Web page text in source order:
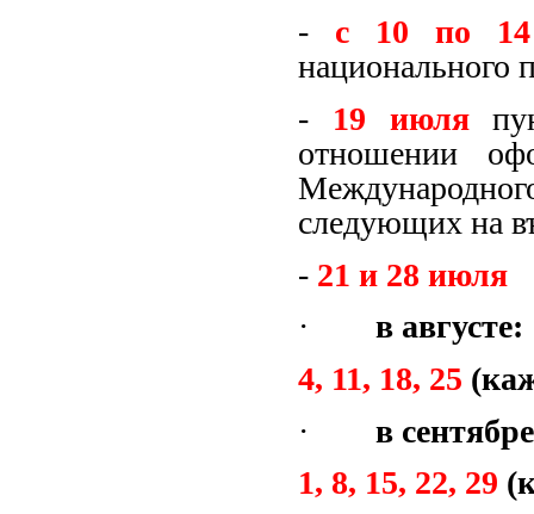
- с 10 по
национального
- 19 июля
отношении
следующих на
- 21 и 28 июля
·
в августе:
4, 11, 18, 25
·
в
1, 8, 15, 22, 29